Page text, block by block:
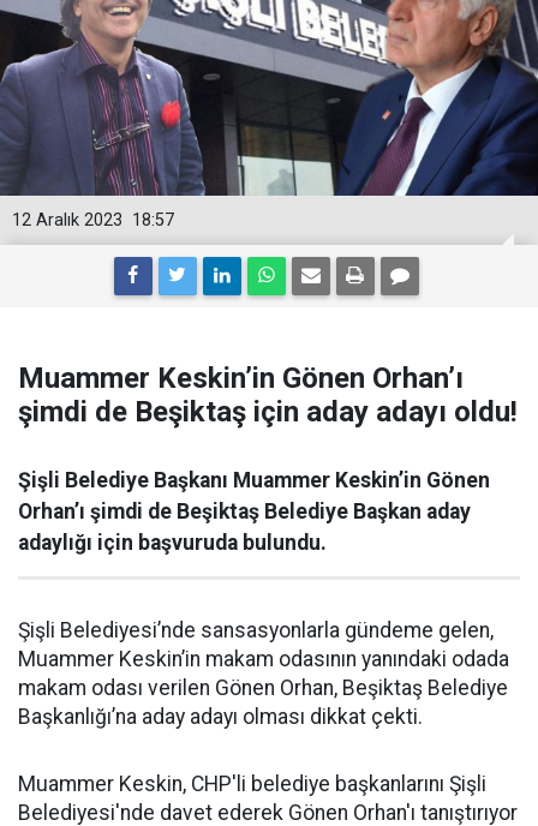
18:57
12 Aralık 2023
Muammer Keskin’in Gönen Orhan’ı
şimdi de Beşiktaş için aday adayı oldu!
Şişli Belediye Başkanı Muammer Keskin’in Gönen
Orhan’ı şimdi de Beşiktaş Belediye Başkan aday
adaylığı için başvuruda bulundu.
Şişli Belediyesi’nde sansasyonlarla gündeme gelen,
Muammer Keskin’in makam odasının yanındaki odada
makam odası verilen Gönen Orhan, Beşiktaş Belediye
Başkanlığı’na aday adayı olması dikkat çekti.
Muammer Keskin, CHP'li belediye başkanlarını Şişli
Belediyesi'nde davet ederek Gönen Orhan'ı tanıştırıyor